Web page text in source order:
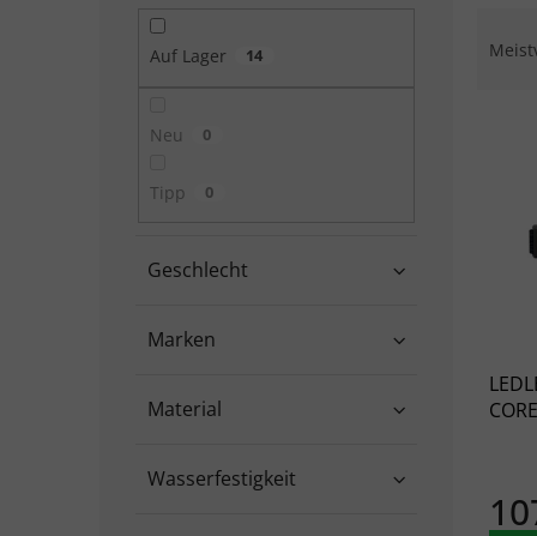
Auf Lager 14
Neu 0
Tipp 0
Marken
Geschlecht
Material
Wasserfestigkeit